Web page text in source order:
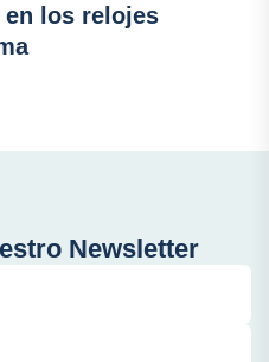
en los relojes
Newsletter